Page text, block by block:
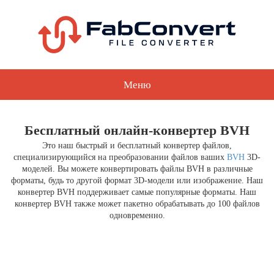
Меню
Бесплатный онлайн-конвертер BVH
Это наш быстрый и бесплатный конвертер файлов,
специализирующийся на преобразовании файлов ваших BVH 3D-
моделей. Вы можете конвертировать файлы BVH в различные
форматы, будь то другой формат 3D-модели или изображение. Наш
конвертер BVH поддерживает самые популярные форматы. Наш
конвертер BVH также может пакетно обрабатывать до 100 файлов
одновременно.